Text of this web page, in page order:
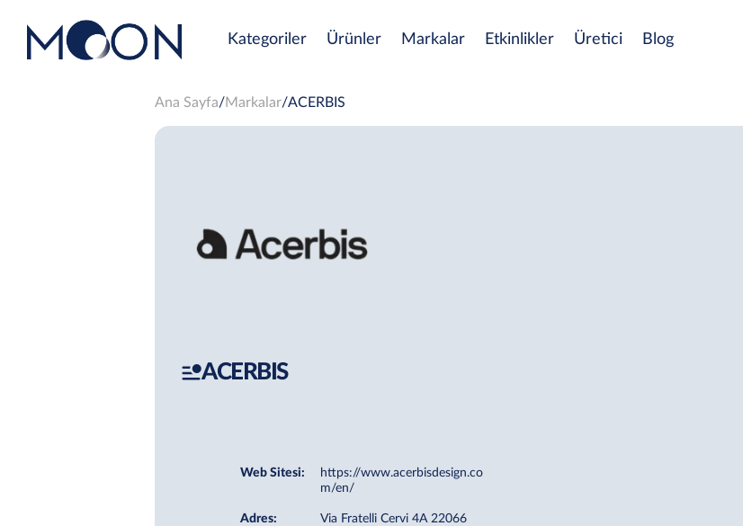
Kategoriler Ürünler Markalar Etkinlikler Üretici Blog
Ana Sayfa Markalar ACERBIS
ACERBIS
Web Sitesi:
https://www.acerbisdesign.co
m/en/
Adres:
Via Fratelli Cervi 4A 22066